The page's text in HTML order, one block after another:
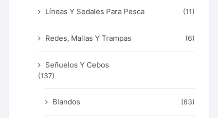
Líneas Y Sedales Para Pesca (11)
Redes, Mallas Y Trampas (6)
Señuelos Y Cebos
(137)
Blandos (63)